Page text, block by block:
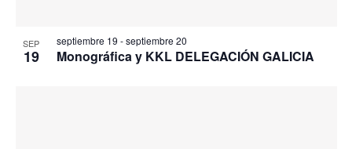
SEP
19
septiembre 19 -septiembre 20
Monográfica y KKL DELEGACIÓN GALICIA